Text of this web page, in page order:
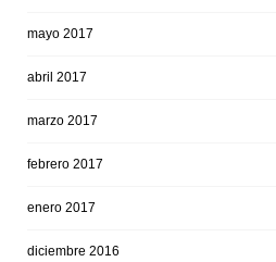
mayo 2017
abril 2017
marzo 2017
febrero 2017
enero 2017
diciembre 2016